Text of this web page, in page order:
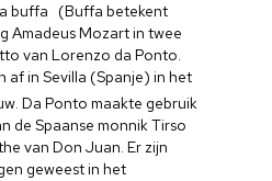
buffa (Buffa betekent
Amadeus Mozart in twee
van Lorenzo da Ponto.
af in Sevilla (Spanje) in het
Da Ponto maakte gebruik
de Spaanse monnik Tirso
van Don Juan. Er zijn
geweest in het